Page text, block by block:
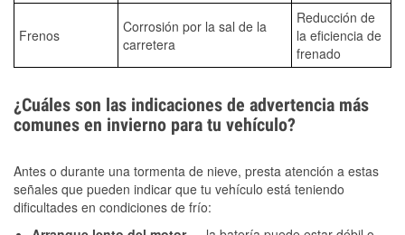
Frenos
Corrosión por la sal de la
carretera
Reducción de
la eficiencia de
frenado
¿Cuáles son las indicaciones de advertencia más
comunes en invierno para tu vehículo?
Antes o durante una tormenta de nieve, presta atención a estas
señales que pueden indicar que tu vehículo está teniendo
dificultades en condiciones de frío: